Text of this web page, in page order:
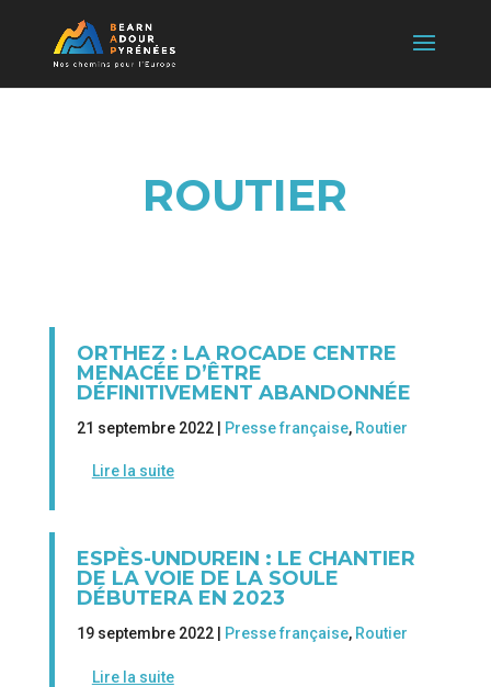
ROUTIER
ORTHEZ : LA ROCADE CENTRE
MENACÉE D’ÊTRE
DÉFINITIVEMENT ABANDONNÉE
21 septembre 2022 | Presse française, Routier
Lire la suite
ESPÈS-UNDUREIN : LE CHANTIER
DE LA VOIE DE LA SOULE
DÉBUTERA EN 2023
19 septembre 2022 | Presse française, Routier
Lire la suite